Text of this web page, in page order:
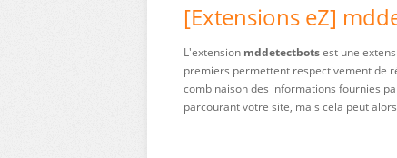
[Extensions eZ]
L'extension mddetectbotsest une
premiers permettent respectivement de
combinaison des informations fournies
parcourant votre site, mais cela peut